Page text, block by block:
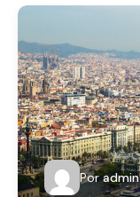
Por admin